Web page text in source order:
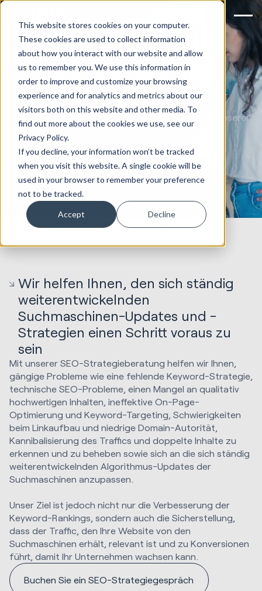
This website stores cookies on your computer.
These cookies are used to collect information
about how you interact with our website and allow
us to remember you. We use this information in
order to improve and customize your browsing
experience and for analytics and metrics about our
visitors both on this website and other media. To
find out more about the cookies we use, see our
Privacy Policy.
If you decline, your information won’t be tracked
when you visit this website. A single cookie will be
used in your browser to remember your preference
not to be tracked.
Accept Decline
Entwickeln Sie Ihre
SEO-Strategie
Verbessern Sie Ihre Online-Sichtbarkeit mit Hilfe unserer
fachkundigen SEO-Strategie-Beratungsdienste.
Buchen Sie ein SEO-Strategiegespräch
Wir helfen Ihnen, den sich ständig
weiterentwickelnden
Suchmaschinen-Updates und -
Strategien einen Schritt voraus zu
sein
Mit unserer SEO-Strategieberatung helfen wir Ihnen,
gängige Probleme wie eine fehlende Keyword-Strategie,
technische SEO-Probleme, einen Mangel an qualitativ
hochwertigen Inhalten, ineffektive On-Page-
Optimierung und Keyword-Targeting, Schwierigkeiten
beim Linkaufbau und niedrige Domain-Autorität,
Kannibalisierung des Traffics und doppelte Inhalte zu
erkennen und zu beheben sowie sich an die sich ständig
weiterentwickelnden Algorithmus-Updates der
Suchmaschinen anzupassen.
Unser Ziel ist jedoch nicht nur die Verbesserung der
Keyword-Rankings, sondern auch die Sicherstellung,
dass der Traffic, den Ihre Website von den
Suchmaschinen erhält, relevant ist und zu Konversionen
führt, damit Ihr Unternehmen wachsen kann.
Buchen Sie ein SEO-Strategiegespräch